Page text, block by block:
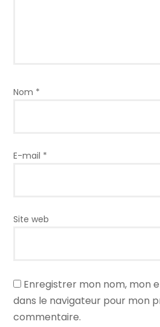
Nom *
E-mail *
Site web
Enregistrer mon nom, mon
dans le navigateur pour mon
commentaire.